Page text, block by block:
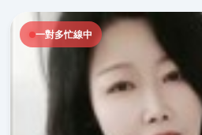
一對多忙線中